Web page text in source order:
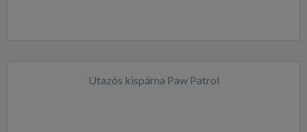
Utazós kispárna Paw Patrol